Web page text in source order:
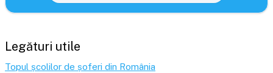
Legături utile
Topul școlilor de șoferi din România